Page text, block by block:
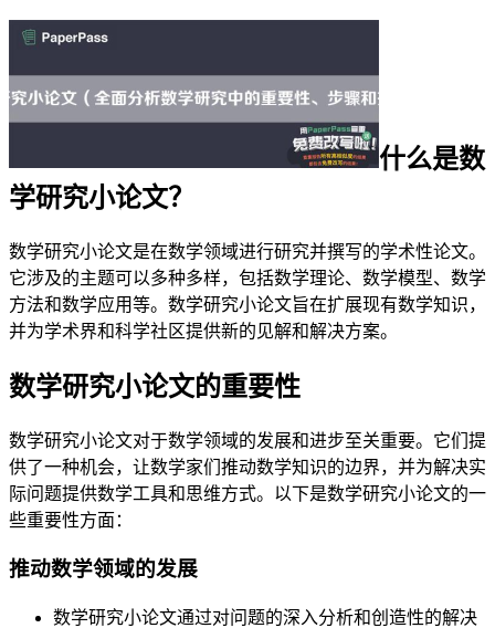
什么是数
学研究小论文？
数学研究小论文是在数学领域进行研究并撰写的学术性论文。
它涉及的主题可以多种多样，包括数学理论、数学模型、数学
方法和数学应用等。数学研究小论文旨在扩展现有数学知识，
并为学术界和科学社区提供新的见解和解决方案。
数学研究小论文的重要性
数学研究小论文对于数学领域的发展和进步至关重要。它们提
供了一种机会，让数学家们推动数学知识的边界，并为解决实
际问题提供数学工具和思维方式。以下是数学研究小论文的一
些重要性方面：
推动数学领域的发展
数学研究小论文通过对问题的深入分析和创造性的解决